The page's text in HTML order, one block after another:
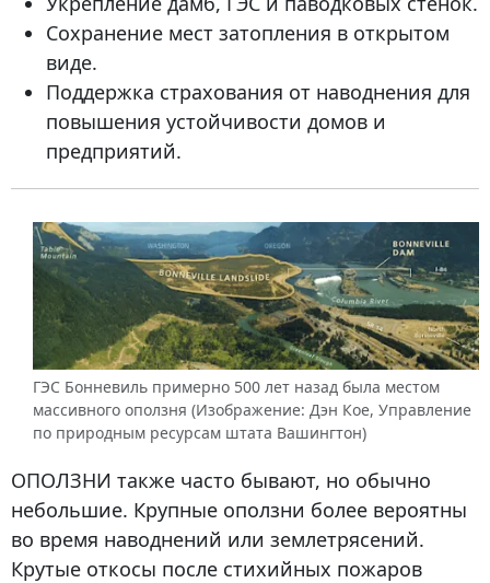
Сохранение мест затопления в открытом
виде.
Поддержка страхования от наводнения для
повышения устойчивости домов и
предприятий.
ГЭС Бонневиль примерно 500 лет назад была местом
массивного оползня (Изображение: Дэн Кое, Управление
по природным ресурсам штата Вашингтон)
ОПОЛЗНИ также часто бывают, но обычно
небольшие. Крупные оползни более вероятны
во время наводнений или землетрясений.
Крутые откосы после стихийных пожаров